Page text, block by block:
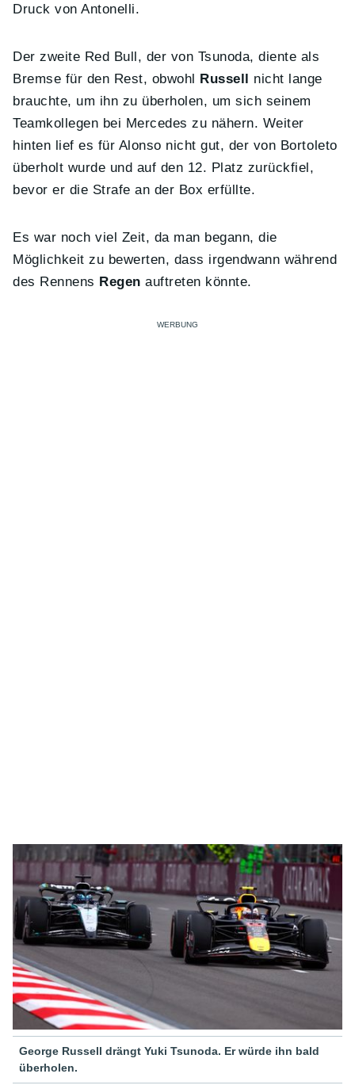
Druck von Antonelli.
Der zweite Red Bull, der von Tsunoda, diente als
Bremse für den Rest, obwohl
Russell
nicht lange
brauchte, um ihn zu überholen, um sich seinem
Teamkollegen bei Mercedes zu nähern. Weiter
hinten lief es für Alonso nicht gut, der von Bortoleto
überholt wurde und auf den 12. Platz zurückfiel,
bevor er die Strafe an der Box erfüllte.
Es war noch viel Zeit, da man begann, die
Möglichkeit zu bewerten, dass irgendwann während
des Rennens Regen auftreten könnte.
George Russell drängt Yuki Tsunoda. Er würde ihn bald
überholen.